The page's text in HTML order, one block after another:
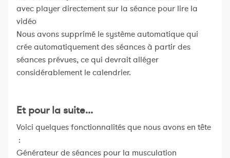
avec player directement sur la séance pour lire la
vidéo
Nous avons supprimé le système automatique qui
crée automatiquement des séances à partir des
séances prévues, ce qui devrait alléger
considérablement le calendrier.
Et pour la suite...
Voici quelques fonctionnalités que nous avons en tête
:
Générateur de séances pour la musculation